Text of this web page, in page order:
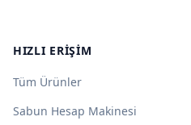
HIZLI ERIŞIM
Tüm Ürünler
Sabun Hesap Makinesi